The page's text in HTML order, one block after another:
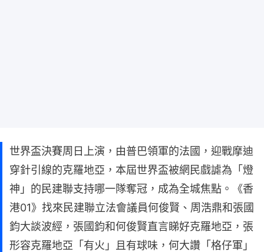
世界盃決賽周日上演，由普巴領軍的法國，迎戰摩迪
穿針引線的克羅地亞，本屆世界盃被網民戲謔為「燈
神」的民建聯支持哪一隊奪冠，成為全城焦點。《香
港01》找來民建聯立法會議員何俊賢、周浩鼎和張國
鈞大談波經，張國鈞和何俊賢直言睇好克羅地亞，張
形容克羅地亞「有火」且有球味，何大讚「格仔軍」